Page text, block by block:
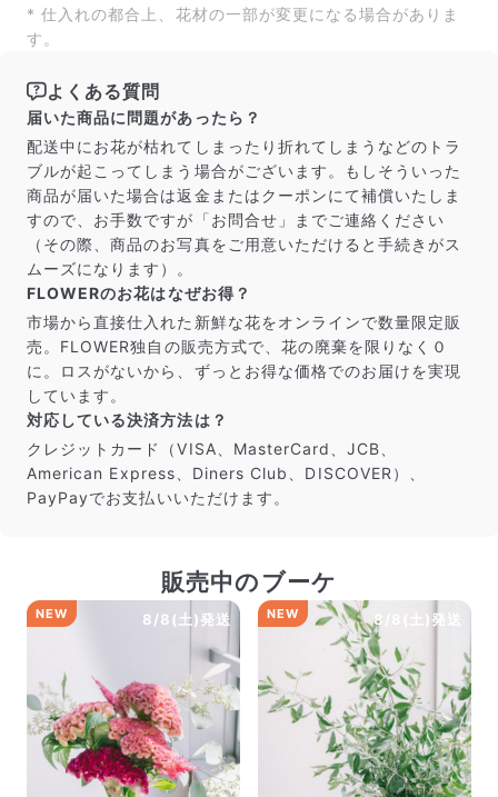
* 仕入れの都合上、花材の一部が変更になる場合がありま
す。
よくある質問
届いた商品に問題があったら？
配送中にお花が枯れてしまったり折れてしまうなどのトラ
ブルが起こってしまう場合がございます。もしそういった
商品が届いた場合は返金またはクーポンにて補償いたしま
すので、お手数ですが「お問合せ」までご連絡ください
（その際、商品のお写真をご用意いただけると手続きがス
ムーズになります）。
FLOWERのお花はなぜお得？
市場から直接仕入れた新鮮な花をオンラインで数量限定販
売。FLOWER独自の販売方式で、花の廃棄を限りなく０
に。ロスがないから、ずっとお得な価格でのお届けを実現
しています。
対応している決済方法は？
クレジットカード（VISA、MasterCard、JCB、
American Express、Diners Club、DISCOVER）、
PayPayでお支払いいただけます。
販売中のブーケ
8/8(土)発送
NEW 8/8(土)発送
NEW